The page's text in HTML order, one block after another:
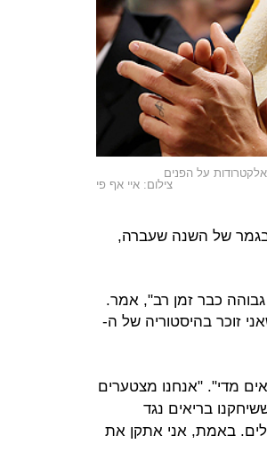
על הפנים
צילום: איי אף פי
בגמר של השנה שעברה,
כבר זמן רב", אמר.
זוכר בהיסטוריה של ה-
מדי". "אנחנו מצטערים
בריאים נגד
באמת, אני אתקן את